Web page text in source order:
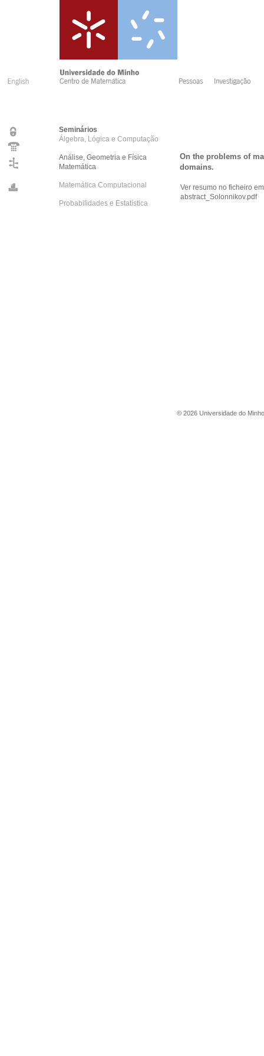
Seminários
Álgebra, Lógica e Computação
Análise, Geometria e Física
Matemática
Matemática Computacional
Probabilidades e Estatística
On the problems of
domains.
Ver resumo no ficheiro
abstract_Solonnikov.pdf
© 2026 Universidade do Minho